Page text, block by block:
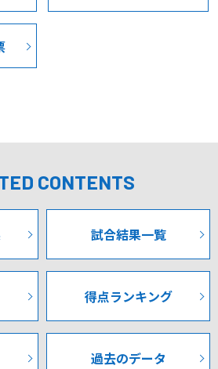
開始。直後から風上の利も活か
を打たれるもGK河田選手が好セー
押し込む時間が多かったが、徐々
にはソアレス選手が思い切ったミド
捉えていたもののGKにブロックさ
と佐藤選手のパス交換からゴール
スが入り、これに田中選手が走り
というふうにおっしゃっいて、や
い熱くなって、時間が止まってしま
り同じゲームはないと思うんです
きるのか、そしてゲームが進んで
りましたけど、今言ったように突
のをしっかり共有して戦ったこと
と思いますす。
たが、ネーミアス選手が早い時間
ミアス選手の怪我なのか脳震盪な
ども、その所見を分かる範囲で教
CONTENTS
試合結果一覧
得点ランキング
過去のデータ